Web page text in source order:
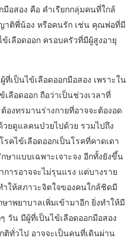
อสอง คือ คำเรียกกลุ่มคนที่ใกล้
าติพี่น้อง หรือคนรัก เช่น คุณพ่อที่มี
เลือดออก ครอบครัวที่มีผู้สูงอายุ
เป็นไข้เลือดออกมือสอง เพราะใน
ลือดออก ถือว่าเป็นช่วงเวลาที่
องทรมานร่างกายที่อาจจะต้องอด
ยดูแลคนป่วยไปด้วย รวมไปถึง
คไข้เลือดออกเป็นโรคที่คาดเดา
ษาแบบเฉพาะเจาะจง อีกทั้งยังขึ้น
ารอาจจะไม่รุนแรง แต่บางราย
ำให้สภาวะจิตใจของคนใกล้ชิดมี
าพยาบาลเพิ่มเข้ามาอีก ยิ่งทำให้มี
วัน มีผู้ที่เป็นไข้เลือดออกมือสอง
ทั่วไป อาจจะเป็นคนที่เดินผ่าน